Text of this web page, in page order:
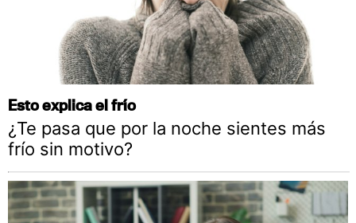
Esto explica el frío
¿Te pasa que por la noche sientes más
frío sin motivo?